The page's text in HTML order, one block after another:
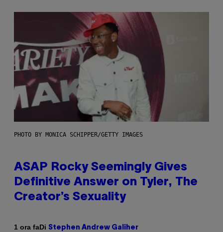
PHOTO BY MONICA SCHIPPER/GETTY IMAGES
ASAP Rocky Seemingly Gives
Definitive Answer on Tyler, The
Creator’s Sexuality
1 ora faDi Stephen Andrew Galiher